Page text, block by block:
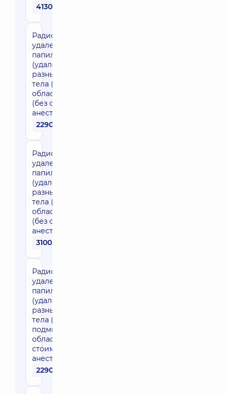
4130 грн
Радиоволновое
удаление
папиллом
(удаление в
разных участках
тела (пакетом)
область груди)
(без стоимости
анестезии)
2290 грн
Радиоволновое
удаление
папиллом
(удаление в
разных участках
тела (пакетом)
область шеи)
(без стоимости
анестезии)
3100 грн
Радиоволновое
удаление
папиллом
(удаление в
разных участках
тела (пакетом)
подмышечная
область) (без
стоимости
анестезии)
2290 грн